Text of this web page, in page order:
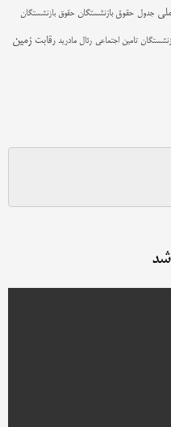
جدول حقوق بازنشستگان حقوق بازنشستگان
تامین اجتماعی رئال مادرید رقابت زمین